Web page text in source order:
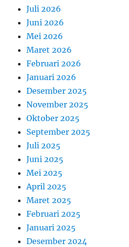
Juli 2026
Juni 2026
Mei 2026
Maret 2026
Februari 2026
Januari 2026
Desember 2025
November 2025
Oktober 2025
September 2025
Juli 2025
Juni 2025
Mei 2025
April 2025
Maret 2025
Februari 2025
Januari 2025
Desember 2024